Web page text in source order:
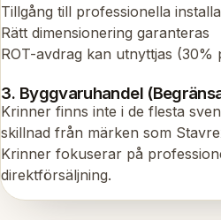
Tillgång till professionella
Rätt dimensionering garanteras
ROT-avdrag kan utnyttjas (30%
3. Byggvaruhandel
Krinner finns inte i de flesta
skillnad från märken som
Krinner fokuserar på
direktförsäljning.